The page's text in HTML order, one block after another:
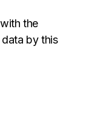
the
by this